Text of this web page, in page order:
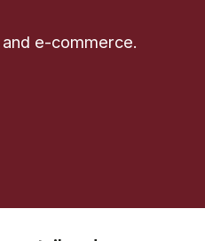
e-commerce.